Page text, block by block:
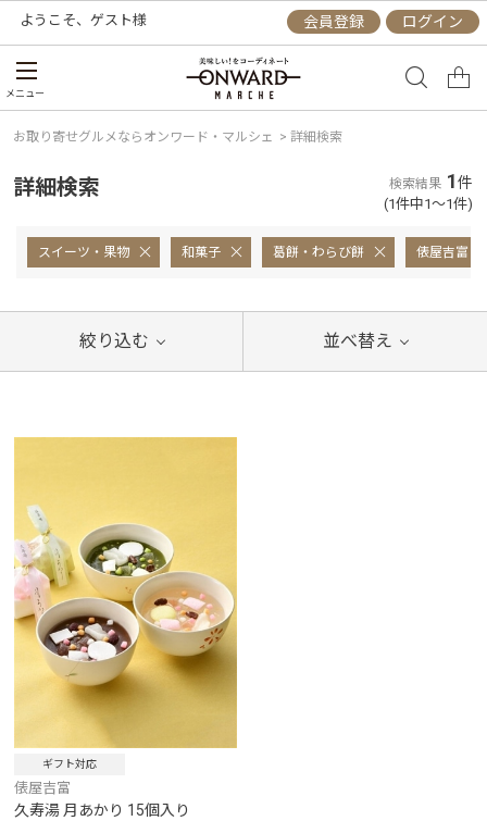
ようこそ、 ゲスト様 会員登録 ログイン
メニュー
お取り寄せグルメならオンワード・マルシェ > 詳細検索
詳細検索 検索結果 1件
(1件中1～1件)
スイーツ・果物 和菓子 葛餅・わらび餅 俵屋吉富
絞り込む 並べ替え
ギフト対応
俵屋吉富
久寿湯 月あかり 15個入り